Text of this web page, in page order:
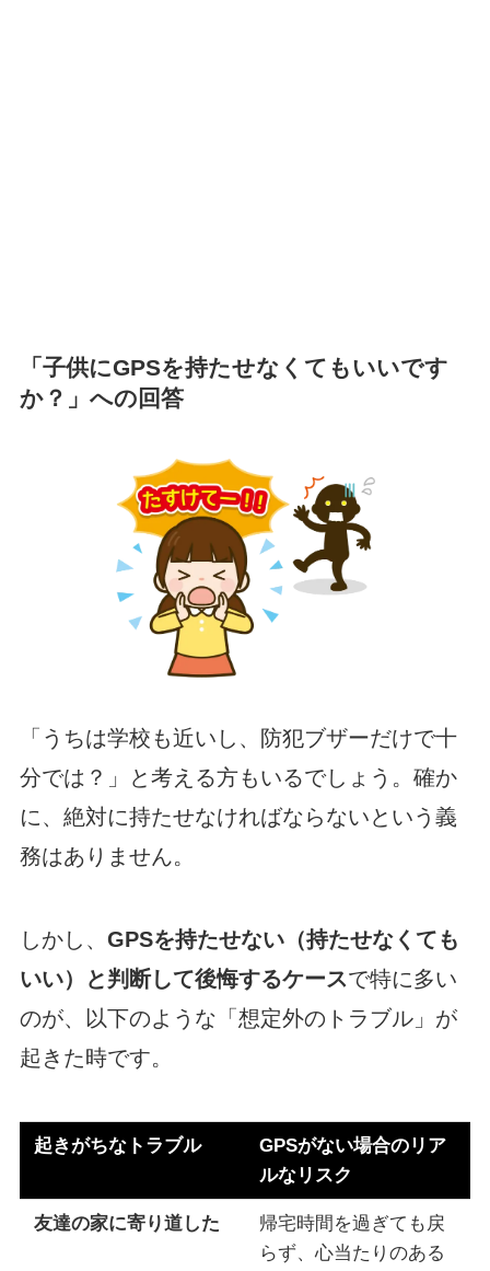
「子供にGPSを持たせなくてもいいです
か？」への回答
「うちは学校も近いし、防犯ブザーだけで十
分では？」と考える方もいるでしょう。確か
に、絶対に持たせなければならないという義
務はありません。
しかし、 GPSを持たせない（持たせなくても
いい）と判断して後悔するケースで特に多い
のが、以下のような「想定外のトラブル」が
起きた時です。
起きがちなトラブル
GPSがない場合のリア
ルなリスク
友達の家に寄り道した
帰宅時間を過ぎても戻
らず、心当たりのある